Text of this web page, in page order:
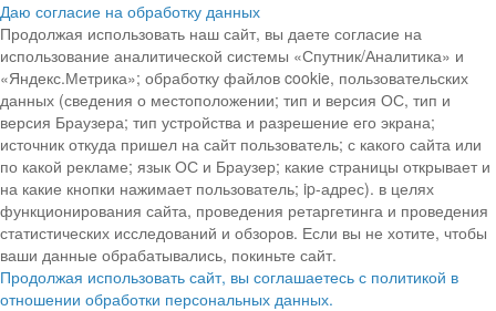
Даю согласие на обработку данных
Продолжая использовать наш сайт, вы даете согласие на
использование аналитической системы «Спутник/Аналитика» и
«Яндекс.Метрика»; обработку файлов cookie, пользовательских
данных (сведения о местоположении; тип и версия ОС, тип и
версия Браузера; тип устройства и разрешение его экрана;
источник откуда пришел на сайт пользователь; с какого сайта или
по какой рекламе; язык ОС и Браузер; какие страницы открывает и
на какие кнопки нажимает пользователь; ip-адрес). в целях
функционирования сайта, проведения ретаргетинга и проведения
статистических исследований и обзоров. Если вы не хотите, чтобы
ваши данные обрабатывались, покиньте сайт.
Продолжая использовать сайт, вы соглашаетесь с политикой в
отношении обработки персональных данных.